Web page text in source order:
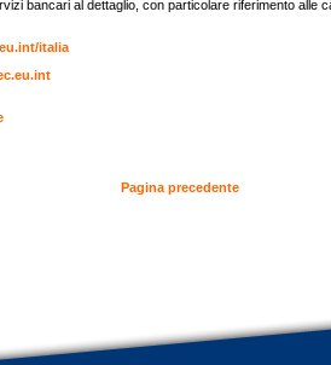
bancari al dettaglio, con particolare riferimento alle
italia
Pagina precedente